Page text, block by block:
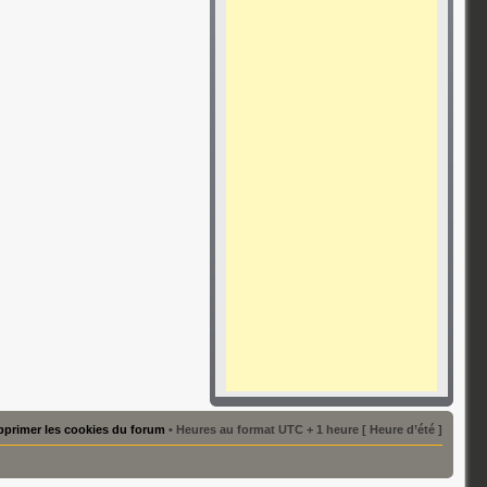
les cookies du forum • Heures au format UTC + 1 heure [ Heure d’été ]